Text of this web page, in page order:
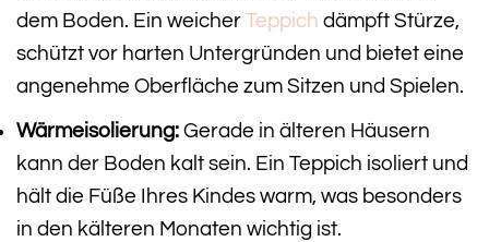
dem Boden. Ein weicher Teppich dämpft Stürze,
schützt vor harten Untergründen und bietet eine
angenehme Oberfläche zum Sitzen und Spielen.
Wärmeisolierung: Gerade in älteren Häusern
kann der Boden kalt sein. Ein Teppich isoliert und
hält die Füße Ihres Kindes warm, was besonders
in den kälteren Monaten wichtig ist.